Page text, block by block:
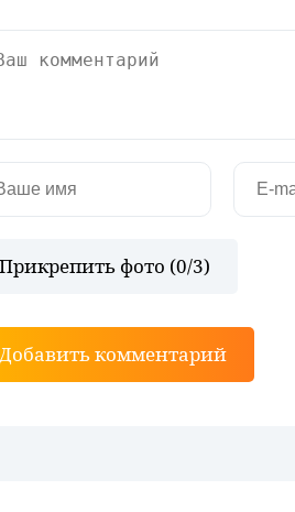
Прикрепить фото (0/3)
Добавить комментарий